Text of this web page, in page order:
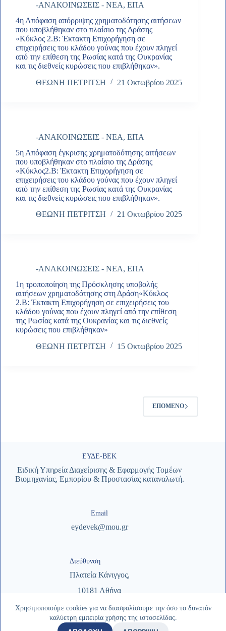
Χρησιμοποιούμε cookies για να διασφαλίσουμε την όσο το δυνατόν
καλύετρη εμπειρία χρήσης της ιστοσελίδας.
-ΑΝΑΚΟΙΝΩΣΕΙΣ - ΝΕΑ, ΕΠΑ
4η Απόφαση απόρριψης χρηματοδότησης αιτήσεων
που υποβλήθηκαν στο πλαίσιο της Δράσης
«Κύκλος 2.Β: Έκτακτη Επιχορήγηση σε
επιχειρήσεις του κλάδου γούνας που έχουν πληγεί
από την επίθεση της Ρωσίας κατά της Ουκρανίας
και τις διεθνείς κυρώσεις που επιβλήθηκαν».
ΘΕΩΝΗ ΠΕΤΡΙΤΣΗ
21 Οκτωβρίου 2025
-ΑΝΑΚΟΙΝΩΣΕΙΣ - ΝΕΑ, ΕΠΑ
5η Απόφαση έγκρισης χρηματοδότησης αιτήσεων
που υποβλήθηκαν στο πλαίσιο της Δράσης
«Κύκλος2.Β: Έκτακτη Επιχορήγηση σε
επιχειρήσεις του κλάδου γούνας που έχουν πληγεί
από την επίθεση της Ρωσίας κατά της Ουκρανίας
και τις διεθνείς κυρώσεις που επιβλήθηκαν».
ΘΕΩΝΗ ΠΕΤΡΙΤΣΗ
21 Οκτωβρίου 2025
-ΑΝΑΚΟΙΝΩΣΕΙΣ - ΝΕΑ, ΕΠΑ
1η τροποποίηση της Πρόσκλησης υποβολής
αιτήσεων χρηματοδότησης στη Δράση«Κύκλος
2.Β: Έκτακτη Επιχορήγηση σε επιχειρήσεις του
κλάδου γούνας που έχουν πληγεί από την επίθεση
της Ρωσίας κατά της Ουκρανίας και τις διεθνείς
κυρώσεις που επιβλήθηκαν»
ΘΕΩΝΗ ΠΕΤΡΙΤΣΗ
15 Οκτωβρίου 2025
ΕΠΌΜΕΝΟ
ΕΥΔΕ-ΒΕΚ
Ειδική Υπηρεία Διαχείρισης & Εφαρμογής Τομέων
Βιομηχανίας, Εμπορίου & Προστασίας καταναλωτή.
Email
eydevek@mou.gr
Διεύθυνση
Πλατεία Κάνιγγος,
10181 Αθήνα
Copyright © 2026 - ΕΥΔΕ-ΒΕΚ | Σχεδιασμός & Υλοποίηση